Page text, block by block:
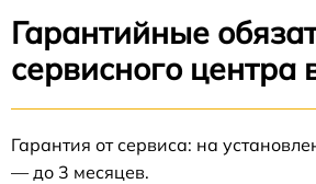
Гарантийные
сервисного центра
Гарантия от сервиса: на
— до 3 месяцев.